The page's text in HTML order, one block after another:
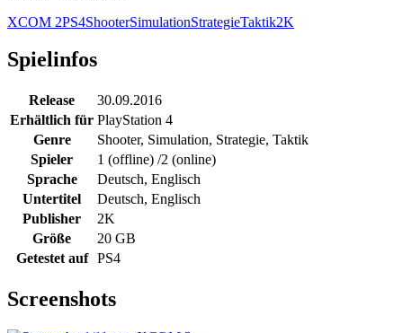
XCOM 2PS4ShooterSimulationStrategieTaktik2K
Spielinfos
Release
30.09.2016
Erhältlich für PlayStation 4
Genre
Shooter, Simulation, Strategie, Taktik
Spieler
1 (offline) /2 (online)
Sprache
Deutsch, Englisch
Untertitel
Deutsch, Englisch
Publisher
2K
Größe
20 GB
Getestet auf
PS4
Screenshots